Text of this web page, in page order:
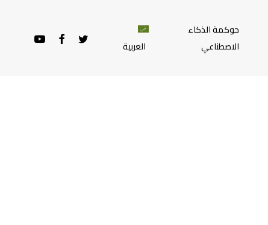
حوكمة الذكاء
الاصطناعي
العربية
TWITTER
FACEBOOK
YOUTUBE